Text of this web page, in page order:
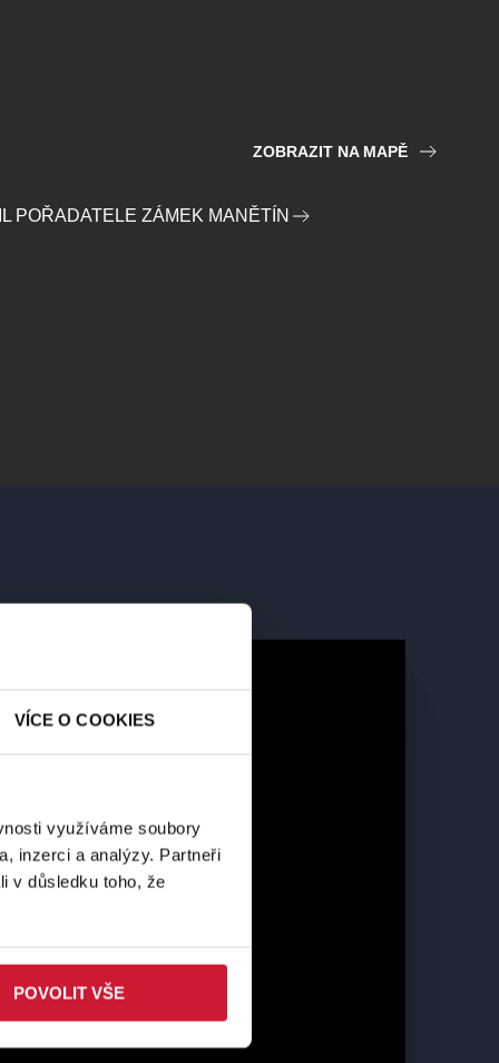
VÍCE O COOKIES
využíváme soubory
inzerci a analýzy. Partneři
v důsledku toho, že
POVOLIT VŠE
ZOBRAZIT NA MAPĚ
POŘADATELE ZÁMEK MANĚTÍN